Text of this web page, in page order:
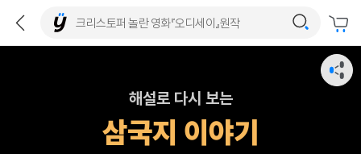
해설로 다시 보는
삼국지 이야기